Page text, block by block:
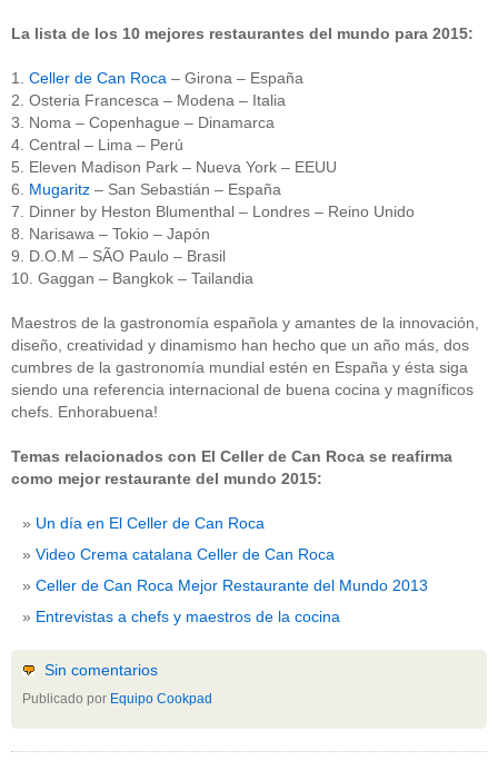
La lista de los 10 mejores restaurantes del mundo para 2015:
1. Celler de Can Roca – Girona – España
2. Osteria Francesca – Modena – Italia
3. Noma – Copenhague – Dinamarca
4. Central – Lima – Perú
5. Eleven Madison Park – Nueva York – EEUU
6. Mugaritz – San Sebastián – España
7. Dinner by Heston Blumenthal – Londres – Reino Unido
8. Narisawa – Tokio – Japón
9. D.O.M – SÃO Paulo – Brasil
10. Gaggan – Bangkok – Tailandia
Maestros de la gastronomía española y amantes de la innovación,
diseño, creatividad y dinamismo han hecho que un año más, dos
cumbres de la gastronomía mundial estén en España y ésta siga
siendo una referencia internacional de buena cocina y magníficos
chefs. Enhorabuena!
Temas relacionados con El Celler de Can Roca se reafirma
como mejor restaurante del mundo 2015:
Un día en El Celler de Can Roca
Video Crema catalana Celler de Can Roca
Celler de Can Roca Mejor Restaurante del Mundo 2013
Entrevistas a chefs y maestros de la cocina
Sin comentarios
Publicado por Equipo Cookpad